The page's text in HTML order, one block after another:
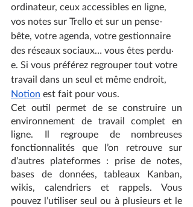
ordinateur, ceux accessibles en ligne,
vos notes sur Trello et sur un pense-
bête, votre agenda, votre gestionnaire
des réseaux sociaux… vous êtes perdu‧
e. Si vous préférez regrouper tout votre
travail dans un seul et même endroit,
Notion est fait pour vous.
Cet outil permet de se construire un
environnement de travail complet en
ligne. Il regroupe de nombreuses
fonctionnalités que l’on retrouve sur
d’autres plateformes : prise de notes,
bases de données, tableaux Kanban,
wikis, calendriers et rappels. Vous
pouvez l’utiliser seul ou à plusieurs et le